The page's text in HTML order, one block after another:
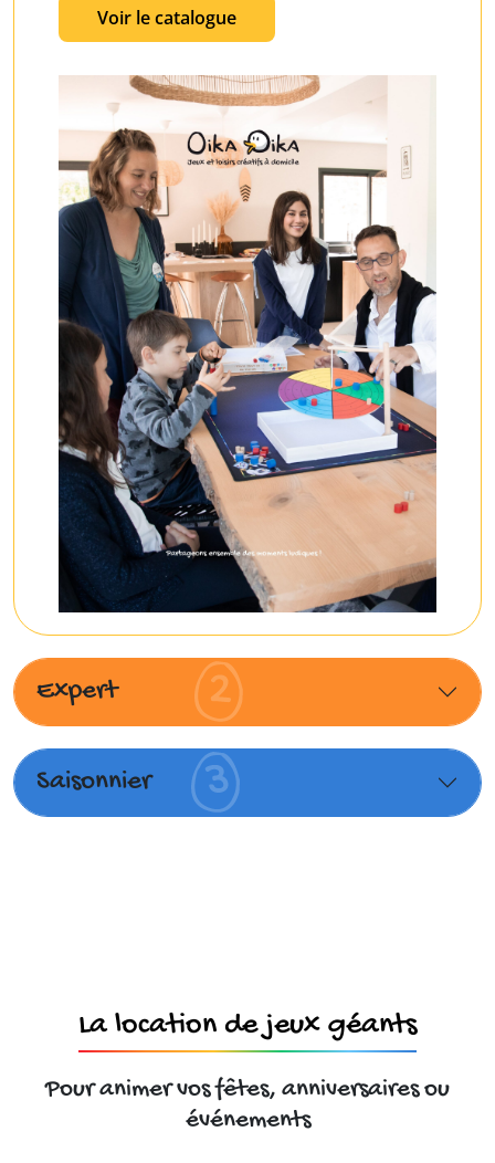
Voir le catalogue
Expert
Saisonnier
La location de jeux géants
Pour animer vos fêtes, anniversaires ou
événements